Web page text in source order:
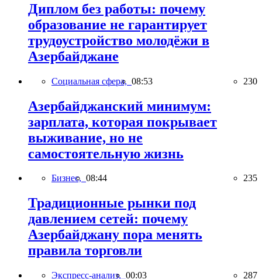
Диплом без работы: почему
образование не гарантирует
трудоустройство молодёжи в
Азербайджане
Социальная сфера, 08:53 230
Азербайджанский минимум:
зарплата, которая покрывает
выживание, но не
самостоятельную жизнь
Бизнес, 08:44 235
Традиционные рынки под
давлением сетей: почему
Азербайджану пора менять
правила торговли
Экспресс-анализ, 00:03 287